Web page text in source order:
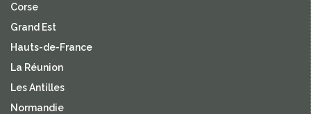
Corse
Grand Est
Hauts-de-France
La Réunion
Les Antilles
Normandie